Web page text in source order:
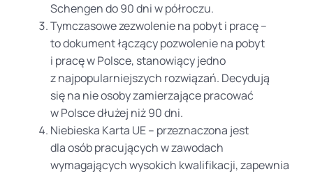
Schengen do 90 dni w półroczu.
Tymczasowe zezwolenie na pobyt i pracę –
to dokument łączący pozwolenie na pobyt
i pracę w Polsce, stanowiący jedno
z najpopularniejszych rozwiązań. Decydują
się na nie osoby zamierzające pracować
w Polsce dłużej niż 90 dni.
Niebieska Karta UE – przeznaczona jest
dla osób pracujących w zawodach
wymagających wysokich kwalifikacji, zapewnia